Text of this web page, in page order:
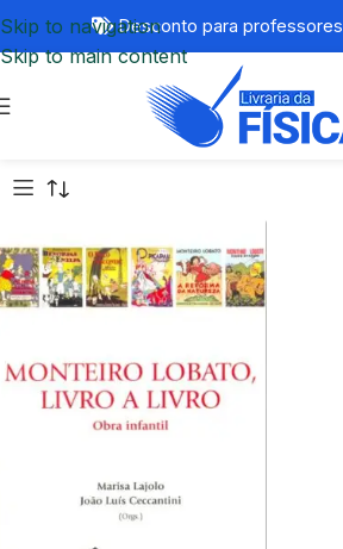
Skip to navigation
Skip to main content
Desconto para professores,